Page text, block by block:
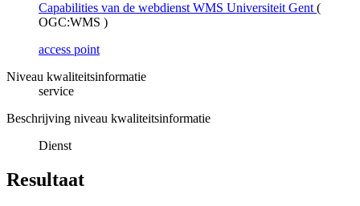
Capabilities van de webdienst WMS Universiteit Gent (
OGC:WMS )
access point
Niveau kwaliteitsinformatie
service
Beschrijving niveau kwaliteitsinformatie
Dienst
Resultaat